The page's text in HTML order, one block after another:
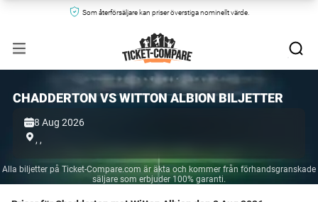
Som återförsäljare kan priser överstiga nominellt värde.
CHADDERTON VS WITTON ALBION BILJETTER
8 Aug 2026
, ,
Alla biljetter på Ticket-Compare.com är äkta och kommer från förhandsgranskade
säljare som erbjuder 100% garanti.